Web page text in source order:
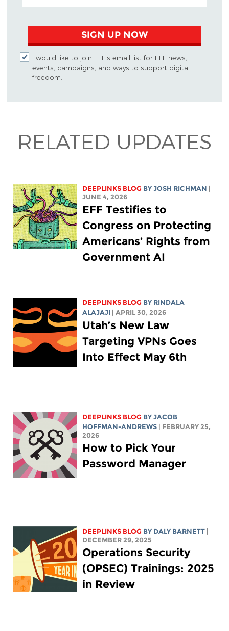
SIGN UP NOW
I would like to join EFF's email list for EFF news,
events, campaigns, and ways to support digital
freedom.
RELATED UPDATES
DEEPLINKS BLOG BYJOSH RICHMAN |
JUNE 4, 2026
EFF Testifies to
Congress on Protecting
Americans’ Rights from
Government AI
DEEPLINKS BLOG BY RINDALA
ALAJAJI | APRIL 30, 2026
Utah’s New Law
Targeting VPNs Goes
Into Effect May 6th
DEEPLINKS BLOG BYJACOB
HOFFMAN-ANDREWS | FEBRUARY 25,
2026
How to Pick Your
Password Manager
DEEPLINKS BLOG BY DALY BARNETT |
DECEMBER 29, 2025
Operations Security
(OPSEC) Trainings: 2025
in Review